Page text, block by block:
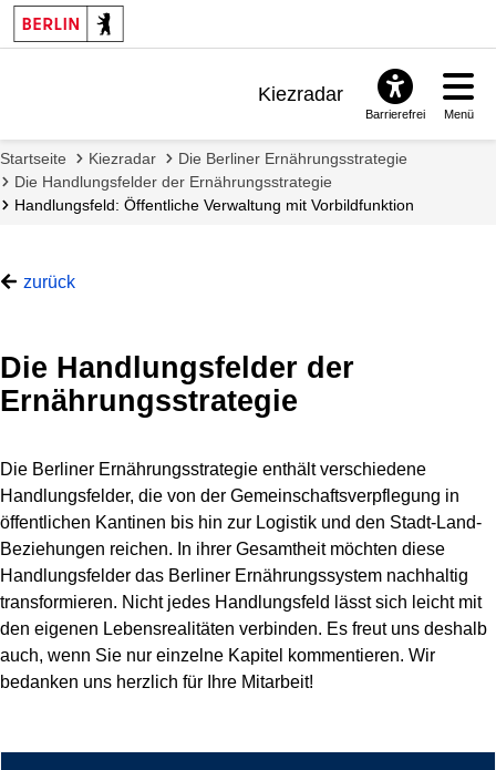
Kiezradar
FAQ & Support
Barrierefrei Menü
Startseite Kiezradar
Die Berliner Ernährungsstrategie
Die Handlungsfelder der Ernährungsstrategie
Handlungsfeld: Öffentliche Verwaltung mit Vorbildfunktion
zurück
Die Handlungsfelder der
Ernährungsstrategie
Die Berliner Ernährungsstrategie enthält verschiedene
Handlungsfelder, die von der Gemeinschaftsverpflegung in
öffentlichen Kantinen bis hin zur Logistik und den Stadt-Land-
Beziehungen reichen. In ihrer Gesamtheit möchten diese
Handlungsfelder das Berliner Ernährungssystem nachhaltig
transformieren. Nicht jedes Handlungsfeld lässt sich leicht mit
den eigenen Lebensrealitäten verbinden. Es freut uns deshalb
auch, wenn Sie nur einzelne Kapitel kommentieren. Wir
bedanken uns herzlich für Ihre Mitarbeit!